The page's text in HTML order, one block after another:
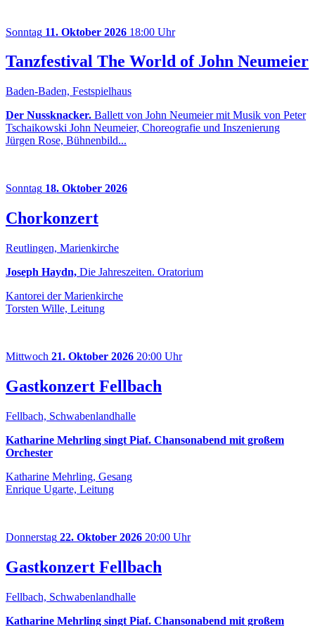
Sonntag 11. Oktober 2026 18:00 Uhr
Tanzfestival The World of John Neumeier
Baden-Baden, Festspielhaus
Der Nussknacker. Ballett von John Neumeier mit Musik von Peter
Tschaikowski John Neumeier, Choreografie und Inszenierung
Jürgen Rose, Bühnenbild...
Sonntag 18. Oktober 2026
Chorkonzert
Reutlingen, Marienkirche
Joseph Haydn, Die Jahreszeiten. Oratorium
Kantorei der Marienkirche
Torsten Wille, Leitung
Mittwoch 21. Oktober 2026 20:00 Uhr
Gastkonzert Fellbach
Fellbach, Schwabenlandhalle
Katharine Mehrling singt Piaf. Chansonabend mit großem
Orchester
Katharine Mehrling, Gesang
Enrique Ugarte, Leitung
Donnerstag 22. Oktober 2026 20:00 Uhr
Gastkonzert Fellbach
Fellbach, Schwabenlandhalle
Katharine Mehrling singt Piaf. Chansonabend mit großem